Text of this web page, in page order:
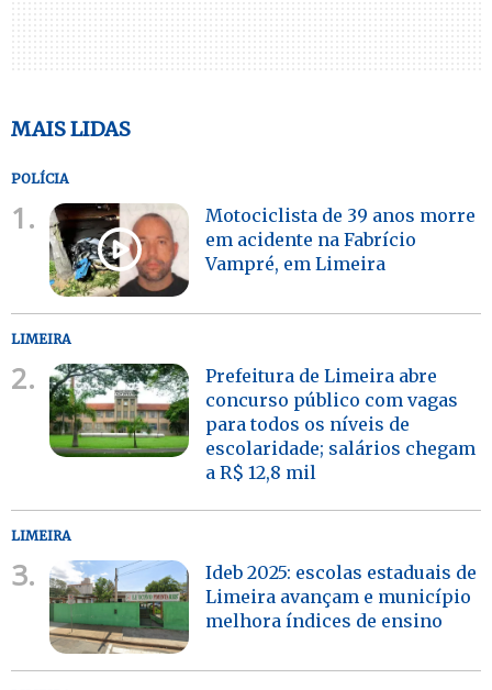
MAIS LIDAS
POLÍCIA
1.
Motociclista de 39 anos morre
em acidente na Fabrício
Vampré, em Limeira
LIMEIRA
2.
Prefeitura de Limeira abre
concurso público com vagas
para todos os níveis de
escolaridade; salários chegam
a R$ 12,8 mil
LIMEIRA
3.
Ideb 2025: escolas estaduais de
Limeira avançam e município
melhora índices de ensino